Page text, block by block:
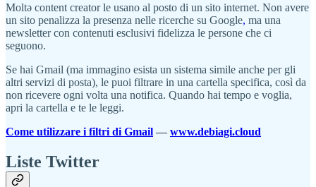
Moltə content creator le usano al posto di un sito internet. Non avere
un sito penalizza la presenza nelle ricerche su Google, ma una
newsletter con contenuti esclusivi fidelizza le persone che ci
seguono.
Se hai Gmail (ma immagino esista un sistema simile anche per gli
altri servizi di posta), le puoi filtrare in una cartella specifica, così da
non ricevere ogni volta una notifica. Quando hai tempo e voglia,
apri la cartella e te le leggi.
Come utilizzare i filtri di Gmail — www.debiagi.cloud
Liste Twitter